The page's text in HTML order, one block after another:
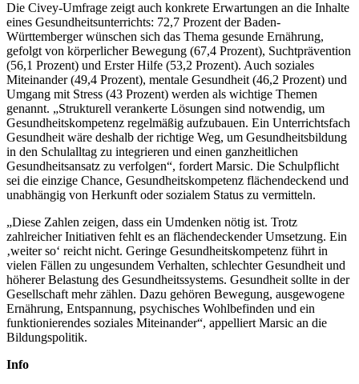
Die Civey-Umfrage zeigt auch konkrete Erwartungen an die Inhalte
eines Gesundheitsunterrichts: 72,7 Prozent der Baden-
Württemberger wünschen sich das Thema gesunde Ernährung,
gefolgt von körperlicher Bewegung (67,4 Prozent), Suchtprävention
(56,1 Prozent) und Erster Hilfe (53,2 Prozent). Auch soziales
Miteinander (49,4 Prozent), mentale Gesundheit (46,2 Prozent) und
Umgang mit Stress (43 Prozent) werden als wichtige Themen
genannt. „Strukturell verankerte Lösungen sind notwendig, um
Gesundheitskompetenz regelmäßig aufzubauen. Ein Unterrichtsfach
Gesundheit wäre deshalb der richtige Weg, um Gesundheitsbildung
in den Schulalltag zu integrieren und einen ganzheitlichen
Gesundheitsansatz zu verfolgen“, fordert Marsic. Die Schulpflicht
sei die einzige Chance, Gesundheitskompetenz flächendeckend und
unabhängig von Herkunft oder sozialem Status zu vermitteln.
„Diese Zahlen zeigen, dass ein Umdenken nötig ist. Trotz
zahlreicher Initiativen fehlt es an flächendeckender Umsetzung. Ein
‚weiter so‘ reicht nicht. Geringe Gesundheitskompetenz führt in
vielen Fällen zu ungesundem Verhalten, schlechter Gesundheit und
höherer Belastung des Gesundheitssystems. Gesundheit sollte in der
Gesellschaft mehr zählen. Dazu gehören Bewegung, ausgewogene
Ernährung, Entspannung, psychisches Wohlbefinden und ein
funktionierendes soziales Miteinander“, appelliert Marsic an die
Bildungspolitik.
Info